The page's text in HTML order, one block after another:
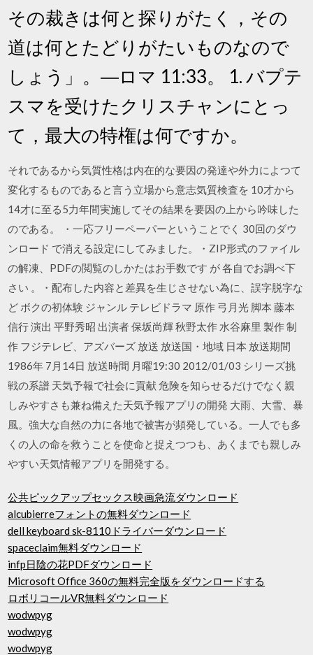
その裁きは何と探りがたく，その
道は何とたどりがたいものなので
しょう」。―ロマ 11:33。 1. バプテ
スマを受けたクリスチャンにとっ
て，最大の特権は何ですか。
それであるから気質性格は内在的な要因の発達や外力によつて
変化するものであると言う立場から意志気質検査を 10才から
14才に至る5力年間実施してその結果を要因の上から吟味した
のである。 ・一応フリーペーパーということでく 30回のダウ
ンロード で消える設定にしてみました。・ZIP形式のファイル
の解凍、PDFの閲覧のしかたはお手数です が 各自でお調べ下
さい 。・配布した内容と差異を生じさせない為に、誤字脱字な
ど ボクの初体験 ジャンル テレビドラマ 原作 弓月光 脚本 藤本
信行 演出 平野秀昭 出演者 保坂尚輝 秋野太作 水谷麻里 製作 制
作 フジテレビ、アズバーズ 放送 放送国・地域 日本 放送期間
1986年 7月14日 放送時間 月曜19:30 2012/01/03 シリーズ挑
戦の系譜 天気予報で社会に貢献 危険を知らせるだけでなく親
しみやすさも兼ね備えた天気予報アプリの開発 大雨、大雪、暴
風。強大な自然の力に各地で被害が頻発している。一人でも多
くの人の命を救うことを使命と捉えつつも、あくまでも親しみ
やすい天気情報アプリを開発する。
公共ピックアップセックス映画急流ダウンロード
alcubierreフォントの無料ダウンロード
dell keyboard sk-8110ドライバーダウンロード
spaceclaim無料ダウンロード
infp日陰の花PDFダウンロード
Microsoft Office 360​​の無料完全版をダウンロードする
ロボリコールVR無料ダウンロード
wodwpyg
wodwpyg
wodwpyg